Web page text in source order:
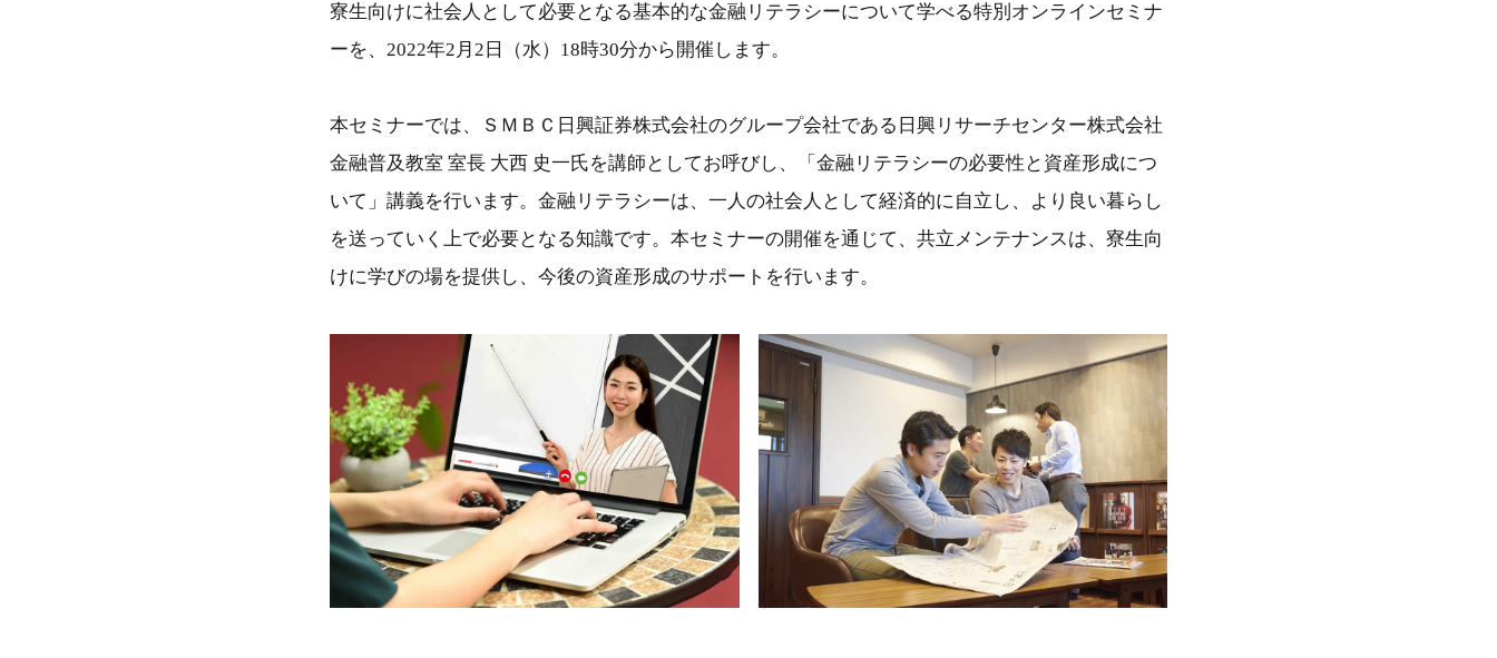
寮生向けに社会人として必要となる基本的な金融リテラシーについて学べる特別オンラインセミナ
ーを、2022年2月2日（水）18時30分から開催します。
本セミナーでは、ＳＭＢＣ日興証券株式会社のグループ会社である日興リサーチセンター株式会社
金融普及教室 室長 大西 史一氏を講師としてお呼びし、「金融リテラシーの必要性と資産形成につ
いて」講義を行います。金融リテラシーは、一人の社会人として経済的に自立し、より良い暮らし
を送っていく上で必要となる知識です。本セミナーの開催を通じて、共立メンテナンスは、寮生向
けに学びの場を提供し、今後の資産形成のサポートを行います。